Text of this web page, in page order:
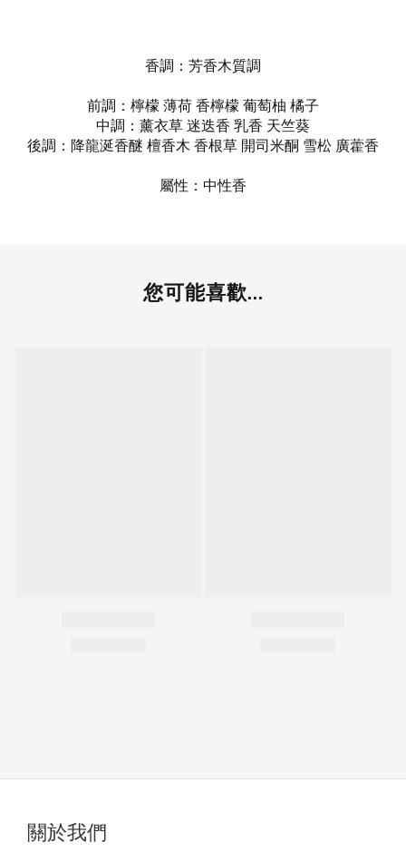
香調：芳香木質調
前調：檸檬 薄荷 香檸檬 葡萄柚 橘子
中調：薰衣草 迷迭香 乳香 天竺葵
後調：降龍涎香醚 檀香木 香根草 開司米酮 雪松 廣藿香
屬性：中性香
您可能喜歡...
關於我們